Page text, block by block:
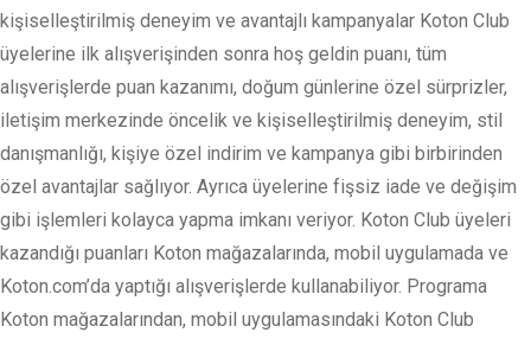
kişiselleştirilmiş deneyim ve avantajlı kampanyalar Koton Club
üyelerine ilk alışverişinden sonra hoş geldin puanı, tüm
alışverişlerde puan kazanımı, doğum günlerine özel sürprizler,
iletişim merkezinde öncelik ve kişiselleştirilmiş deneyim, stil
danışmanlığı, kişiye özel indirim ve kampanya gibi birbirinden
özel avantajlar sağlıyor. Ayrıca üyelerine fişsiz iade ve değişim
gibi işlemleri kolayca yapma imkanı veriyor. Koton Club üyeleri
kazandığı puanları Koton mağazalarında, mobil uygulamada ve
Koton.com’da yaptığı alışverişlerde kullanabiliyor. Programa
Koton mağazalarından, mobil uygulamasındaki Koton Club